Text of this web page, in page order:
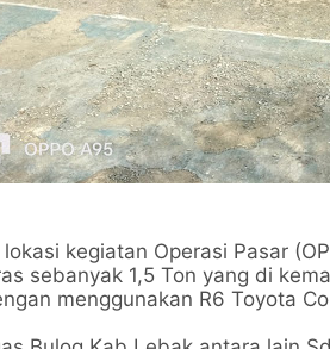
kegiatan Operasi Pasar
sebanyak 1,5 Ton yang di
menggunakan R6 Toyota